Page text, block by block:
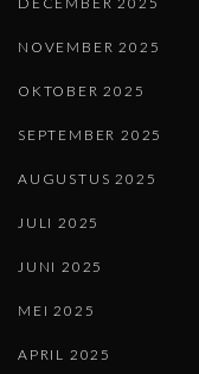
NOVEMBER 2025
OKTOBER 2025
SEPTEMBER 2025
AUGUSTUS 2025
JULI 2025
JUNI 2025
MEI 2025
APRIL 2025